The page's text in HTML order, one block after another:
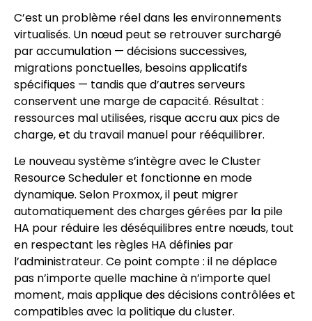
C’est un problème réel dans les environnements
virtualisés. Un nœud peut se retrouver surchargé
par accumulation — décisions successives,
migrations ponctuelles, besoins applicatifs
spécifiques — tandis que d’autres serveurs
conservent une marge de capacité. Résultat :
ressources mal utilisées, risque accru aux pics de
charge, et du travail manuel pour rééquilibrer.
Le nouveau système s’intègre avec le Cluster
Resource Scheduler et fonctionne en mode
dynamique. Selon Proxmox, il peut migrer
automatiquement des charges gérées par la pile
HA pour réduire les déséquilibres entre nœuds, tout
en respectant les règles HA définies par
l’administrateur. Ce point compte : il ne déplace
pas n’importe quelle machine à n’importe quel
moment, mais applique des décisions contrôlées et
compatibles avec la politique du cluster.